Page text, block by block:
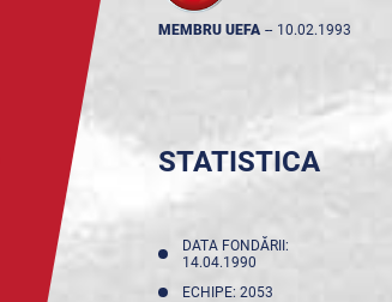
MEMBRU UEFA -- 10.02.1993
STATISTICA
DATA FONDĂRII:
14.04.1990
ECHIPE: 2053